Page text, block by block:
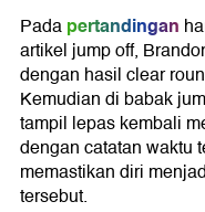
Padapertandingan
artikel jump off,
dengan hasil clear
Kemudian di babak
tampil lepas kembali
dengan catatan waktu
memastikan diri
tersebut.